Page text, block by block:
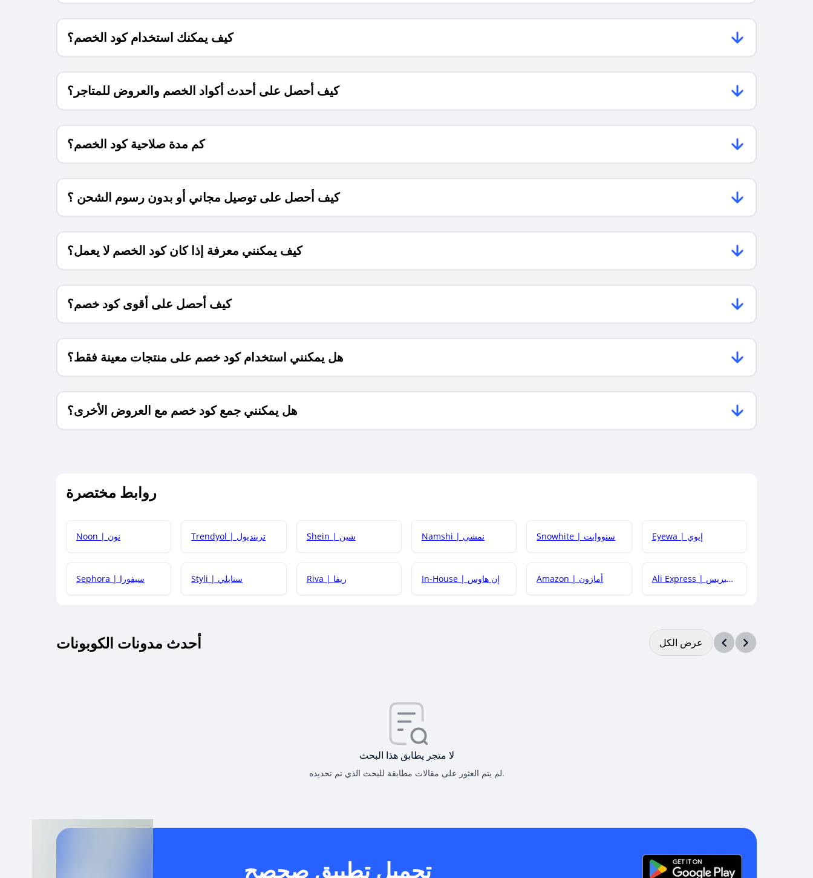
كيف يمكنك استخدام كود الخصم؟
كيف أحصل على أحدث أكواد الخصم والعروض للمتاجر؟
كم مدة صلاحية كود الخصم؟
كيف أحصل على توصيل مجاني أو بدون رسوم الشحن ؟
كيف يمكنني معرفة إذا كان كود الخصم لا يعمل؟
كيف أحصل على أقوى كود خصم؟
هل يمكنني استخدام كود خصم على منتجات معينة فقط؟
هل يمكنني جمع كود خصم مع العروض الأخرى؟
روابط مختصرة
Noon | نون Trendyol | ترينديول Shein | شين Namshi | نمشي Snowhite | سنووايت Eyewa | إيوي
Sephora | سيفورا Styli | ستايلي Riva | ريفا In-House | إن هاوس Amazon | أمازون Ali Express | علي إكسبريس
أحدث مدونات الكوبونات عرض الكل
لا متجر يطابق هذا البحث
لم يتم العثور على مقالات مطابقة للبحث الذي تم تحديده.
تحميل تطبيق صحصح